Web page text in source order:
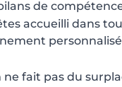
de
accueilli dans
ne fait pas du